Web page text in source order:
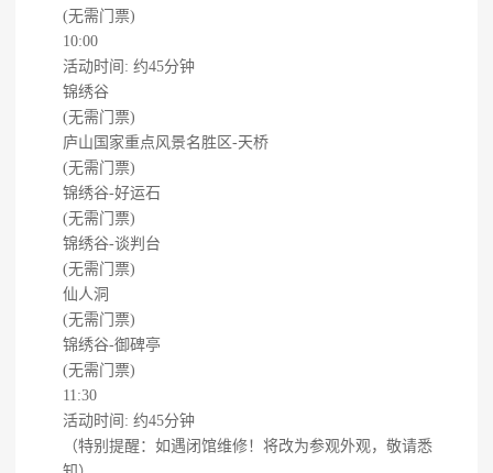
(无需门票)
10:00
活动时间: 约45分钟
锦绣谷
(无需门票)
庐山国家重点风景名胜区-天桥
(无需门票)
锦绣谷-好运石
(无需门票)
锦绣谷-谈判台
(无需门票)
仙人洞
(无需门票)
锦绣谷-御碑亭
(无需门票)
11:30
活动时间: 约45分钟
（特别提醒：如遇闭馆维修！将改为参观外观，敬请悉